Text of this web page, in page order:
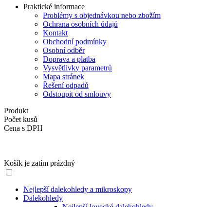
Praktické informace
Problémy s objednávkou nebo zbožím
Ochrana osobních údajů
Kontakt
Obchodní podmínky
Osobní odběr
Doprava a platba
Vysvětlivky parametrů
Mapa stránek
Řešení odpadů
Odstoupit od smlouvy
Produkt
Počet kusů
Cena s DPH
Košík je zatím prázdný
Nejlepší dalekohledy a mikroskopy
Dalekohledy